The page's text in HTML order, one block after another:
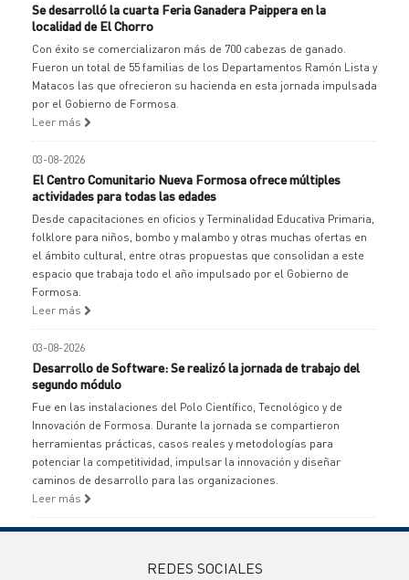
Se desarrolló la cuarta Feria Ganadera Paippera en la
localidad de El Chorro
Con éxito se comercializaron más de 700 cabezas de ganado.
Fueron un total de 55 familias de los Departamentos Ramón Lista y
Matacos las que ofrecieron su hacienda en esta jornada impulsada
por el Gobierno de Formosa.
Leer más
03-08-2026
El Centro Comunitario Nueva Formosa ofrece múltiples
actividades para todas las edades
Desde capacitaciones en oficios y Terminalidad Educativa Primaria,
folklore para niños, bombo y malambo y otras muchas ofertas en
el ámbito cultural, entre otras propuestas que consolidan a este
espacio que trabaja todo el año impulsado por el Gobierno de
Formosa.
Leer más
03-08-2026
Desarrollo de Software: Se realizó la jornada de trabajo del
segundo módulo
Fue en las instalaciones del Polo Científico, Tecnológico y de
Innovación de Formosa. Durante la jornada se compartieron
herramientas prácticas, casos reales y metodologías para
potenciar la competitividad, impulsar la innovación y diseñar
caminos de desarrollo para las organizaciones.
Leer más
REDES SOCIALES